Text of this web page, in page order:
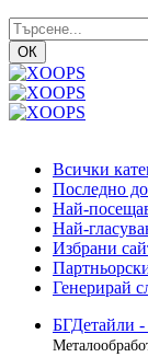
ОК
Всички
Последно
Най-
Най-
Избрани
Генерирай
БГДетайли -